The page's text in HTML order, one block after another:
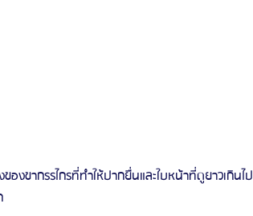
ขากรรไกรที่ทำให้ปากยื่นและใบหน้าที่ดูยาวเกินไป